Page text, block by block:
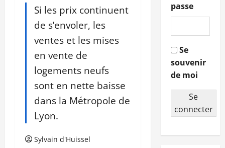
Si les prix continuent
de s’envoler, les
ventes et les mises
en vente de
logements neufs
sont en nette baisse
dans la Métropole de
Lyon.
Sylvain d'Huissel
passe
Se
souvenir
de moi
Se
connecter